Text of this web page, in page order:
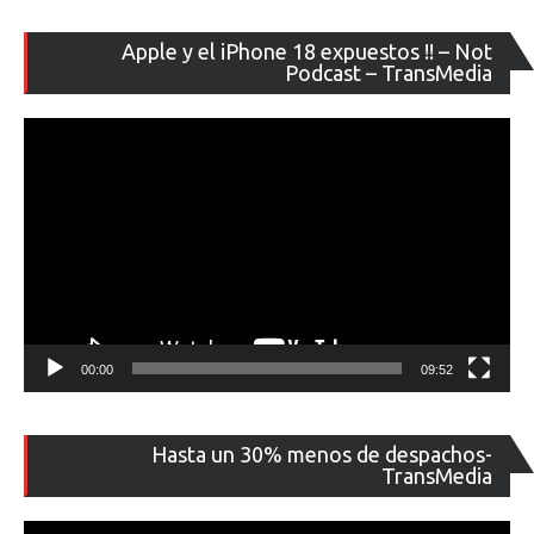
Apple y el iPhone 18 expuestos !! – Not
Podcast – TransMedia
de
00:00 09:52
Hasta un 30% menos de despachos-
TransMedia
de